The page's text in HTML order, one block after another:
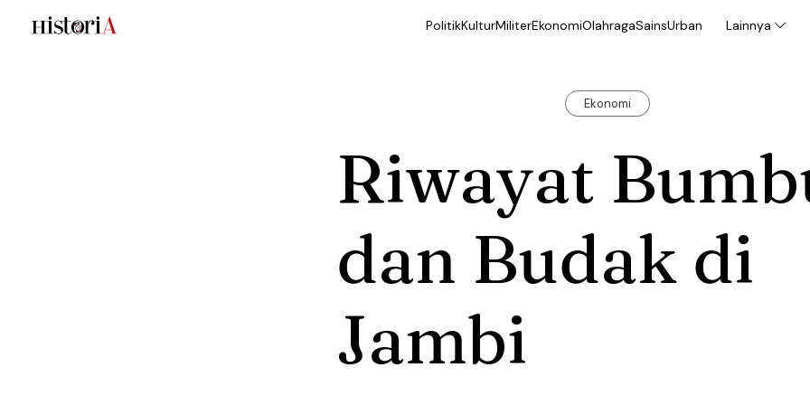
PolitikKulturMiliterEkonomiOlahragaSainsUrban Lainnya
Ekonomi
Riwayat
dan Budak di
Jambi